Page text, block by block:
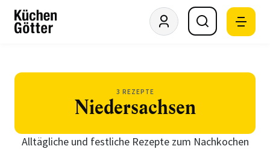
3 REZEPTE
Niedersachsen
Alltägliche und festliche Rezepte zum Nachkochen